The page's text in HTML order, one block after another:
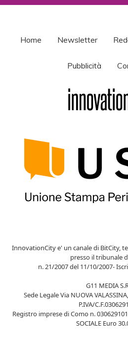
Home Newsletter
Pubblicità
InnovationCity e' un canale di BitCity,
presso il tribunale
n. 21/2007 del 11/10/2007-
G11 MEDIA
Sede Legale Via NUOVA
P.IVA/
Registro imprese di Como n.
SOCIALE Euro